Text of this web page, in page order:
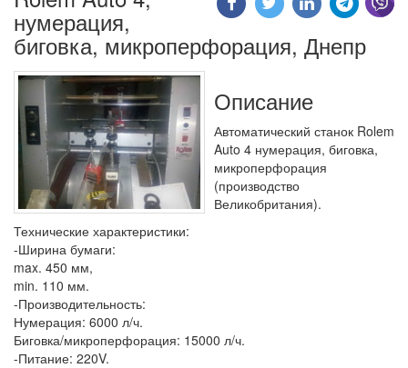
нумерация,
биговка, микроперфорация, Днепр
Описание
Автоматический станок Rolem
Auto 4 нумерация, биговка,
микроперфорация
(производство
Великобритания).
Технические характеристики:
-Ширина бумаги:
max. 450 мм,
min. 110 мм.
-Производительность:
Нумерация: 6000 л/ч.
Биговка/микроперфорация: 15000 л/ч.
-Питание: 220V.